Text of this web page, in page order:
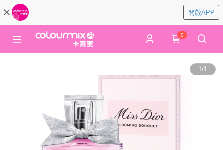
開啟APP
0
1/1